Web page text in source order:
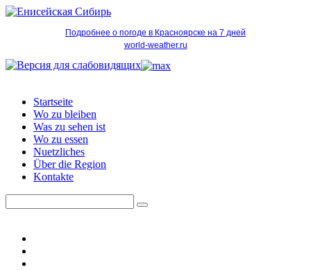
Подробнее о погоде в Красноярске на 7 дней
world-weather.ru
Startseite
Wo zu bleiben
Was zu sehen ist
Wo zu essen
Nuetzliches
Über die Region
Kontakte